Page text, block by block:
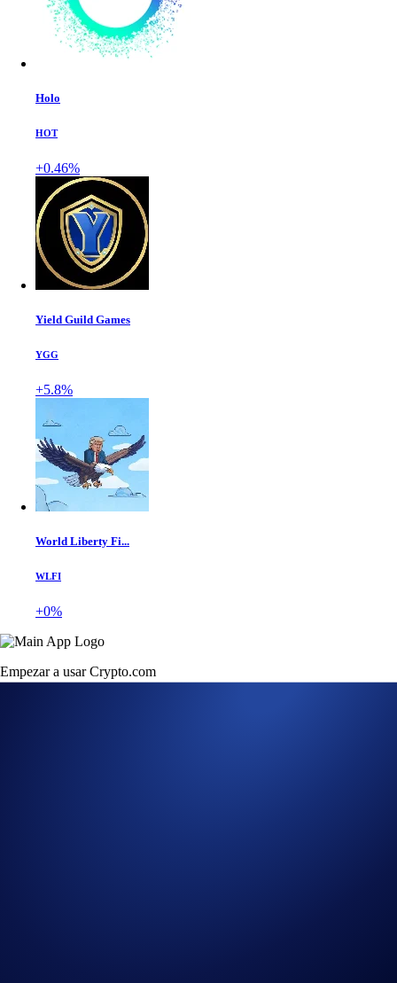
Holo
HOT
+0.46%
Yield Guild Games
YGG
+5.8%
World Liberty Fi...
WLFI
+0%
Empezar a usar Crypto.com